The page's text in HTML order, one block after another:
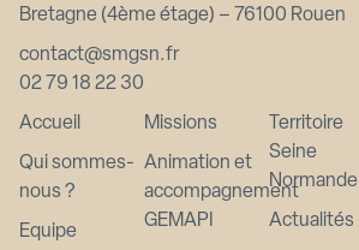
Bretagne (4ème étage) – 76100 Rouen
contact@smgsn.fr
02 79 18 22 30
Accueil
Qui sommes-
nous ?
Equipe
Missions
Animation et
accompagnement
GEMAPI
Territoire
Seine
Normande
Actualités